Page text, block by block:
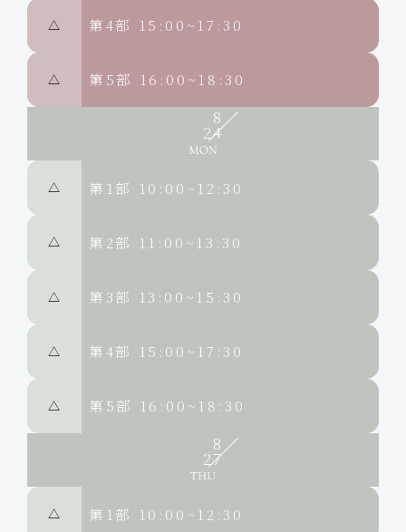
△ 第4部 15:00~17:30
△ 第5部 16:00~18:30
8
24
△ 第1部 10:00~12:30
△ 第2部 11:00~13:30
△ 第3部 13:00~15:30
△ 第4部 15:00~17:30
△ 第5部 16:00~18:30
8
27
△ 第1部 10:00~12:30